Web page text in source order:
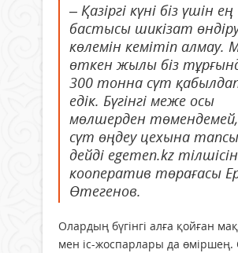
– Қазіргі күні біз үшін ең
бастысы шикізат
көлемін кемітіп алмау.
өткен жылы біз
300 тонна сүт
едік. Бүгінгі меже осы
мөлшерден
сүт өңдеу цехына
дейді egemen.kz
кооператив төрағасы
Өтегенов.
Олардың бүгінгі алға қойған
мен іс-жоспарлары да